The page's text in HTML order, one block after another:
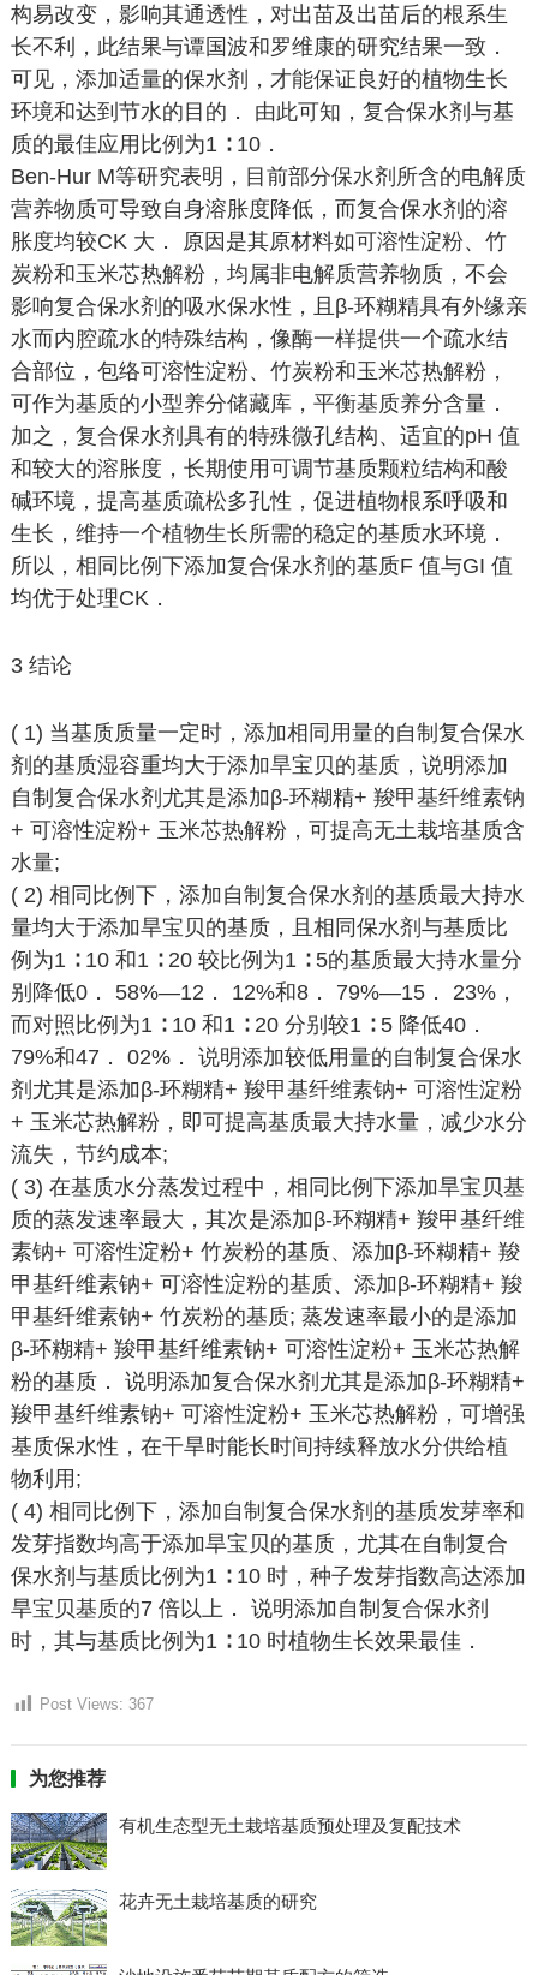
构易改变，影响其通透性，对出苗及出苗后的根系生
长不利，此结果与谭国波和罗维康的研究结果一致．
可见，添加适量的保水剂，才能保证良好的植物生长
环境和达到节水的目的． 由此可知，复合保水剂与基
质的最佳应用比例为1 ∶ 10．
Ben-Hur M等研究表明，目前部分保水剂所含的电解质
营养物质可导致自身溶胀度降低，而复合保水剂的溶
胀度均较CK 大． 原因是其原材料如可溶性淀粉、竹
炭粉和玉米芯热解粉，均属非电解质营养物质，不会
影响复合保水剂的吸水保水性，且β-环糊精具有外缘亲
水而内腔疏水的特殊结构，像酶一样提供一个疏水结
合部位，包络可溶性淀粉、竹炭粉和玉米芯热解粉，
可作为基质的小型养分储藏库，平衡基质养分含量．
加之，复合保水剂具有的特殊微孔结构、适宜的pH 值
和较大的溶胀度，长期使用可调节基质颗粒结构和酸
碱环境，提高基质疏松多孔性，促进植物根系呼吸和
生长，维持一个植物生长所需的稳定的基质水环境．
所以，相同比例下添加复合保水剂的基质F 值与GI 值
均优于处理CK．
3 结论
( 1) 当基质质量一定时，添加相同用量的自制复合保水
剂的基质湿容重均大于添加旱宝贝的基质，说明添加
自制复合保水剂尤其是添加β-环糊精+ 羧甲基纤维素钠
+ 可溶性淀粉+ 玉米芯热解粉，可提高无土栽培基质含
水量;
( 2) 相同比例下，添加自制复合保水剂的基质最大持水
量均大于添加旱宝贝的基质，且相同保水剂与基质比
例为1 ∶ 10 和1 ∶ 20 较比例为1 ∶ 5的基质最大持水量分
别降低0． 58%—12． 12%和8． 79%—15． 23%，
而对照比例为1 ∶ 10 和1 ∶ 20 分别较1 ∶ 5 降低40．
79%和47． 02%． 说明添加较低用量的自制复合保水
剂尤其是添加β-环糊精+ 羧甲基纤维素钠+ 可溶性淀粉
+ 玉米芯热解粉，即可提高基质最大持水量，减少水分
流失，节约成本;
( 3) 在基质水分蒸发过程中，相同比例下添加旱宝贝基
质的蒸发速率最大，其次是添加β-环糊精+ 羧甲基纤维
素钠+ 可溶性淀粉+ 竹炭粉的基质、添加β-环糊精+ 羧
甲基纤维素钠+ 可溶性淀粉的基质、添加β-环糊精+ 羧
甲基纤维素钠+ 竹炭粉的基质; 蒸发速率最小的是添加
β-环糊精+ 羧甲基纤维素钠+ 可溶性淀粉+ 玉米芯热解
粉的基质． 说明添加复合保水剂尤其是添加β-环糊精+
羧甲基纤维素钠+ 可溶性淀粉+ 玉米芯热解粉，可增强
基质保水性，在干旱时能长时间持续释放水分供给植
物利用;
( 4) 相同比例下，添加自制复合保水剂的基质发芽率和
发芽指数均高于添加旱宝贝的基质，尤其在自制复合
保水剂与基质比例为1 ∶ 10 时，种子发芽指数高达添加
旱宝贝基质的7 倍以上． 说明添加自制复合保水剂
时，其与基质比例为1 ∶ 10 时植物生长效果最佳．
Post Views: 367
为您推荐
有机生态型无土栽培基质预处理及复配技术
花卉无土栽培基质的研究